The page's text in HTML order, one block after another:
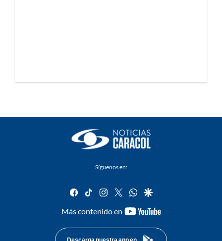
Síguenos en:
facebook
tiktok instagram
twitterwhatsapp
google
Más contenido en
youtube-